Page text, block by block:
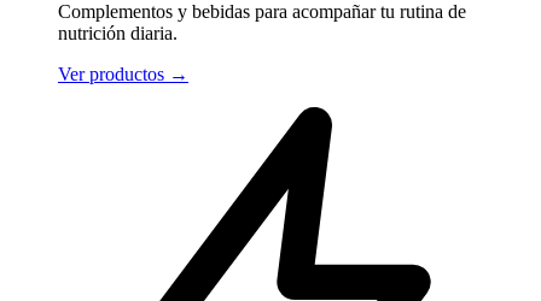
Complementos y bebidas para acompañar tu rutina de
nutrición diaria.
Ver productos →